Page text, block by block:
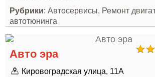
Рубрики: Автосервисы, Ремонт
автотюнинга
Авто эра
Кировоградская улица, 11А